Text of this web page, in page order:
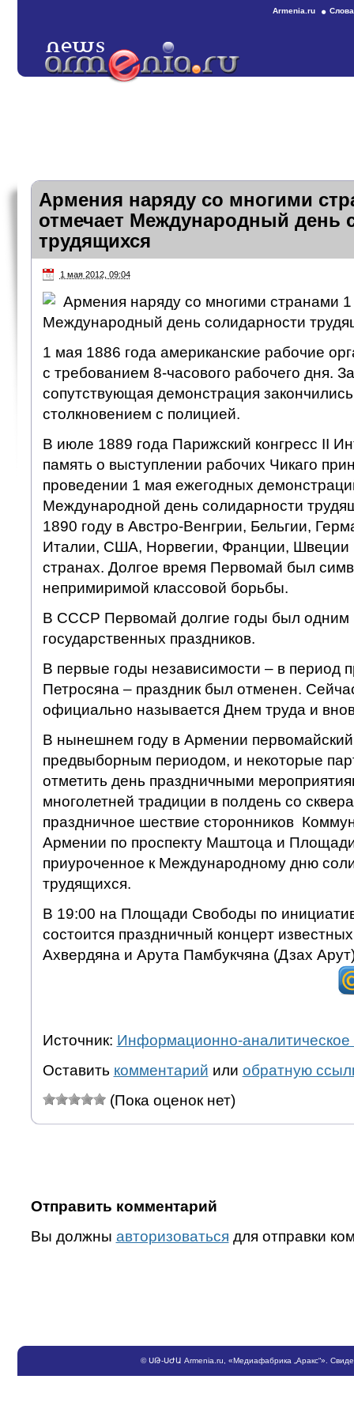
Armenia.ru
Армения наряду со многими
отмечает Международный день
трудящихся
1 мая 2012, 09:04
Армения наряду со многими странами
Международный день солидарности
1 мая 1886 года американские рабочие
с требованием 8-часового рабочего дня.
сопутствующая демонстрация
столкновением с полицией.
В июле 1889 года Парижский конгресс II
память о выступлении рабочих Чикаго
проведении 1 мая ежегодных
Международной день солидарности
1890 году в Австро-Венгрии, Бельгии,
Италии, США, Норвегии, Франции, Швеции
странах. Долгое время Первомай был
непримиримой классовой борьбы.
В СССР Первомай долгие годы был одним
государственных праздников.
В первые годы независимости – в период
Петросяна – праздник был отменен.
официально называется Днем труда и
В нынешнем году в Армении первомайский
предвыборным периодом, и некоторые
отметить день праздничными
многолетней традиции в полдень со
праздничное шествие сторонников
Армении по проспекту Маштоца и
приуроченное к Международному дню
трудящихся.
В 19:00 на Площади Свободы по
состоится праздничный концерт
Ахвердяна и Арута Памбукчяна (Дзах
Источник: Информационно-аналитическое
Оставить комментарий или обратную
(Пока оценок нет)
Отправить комментарий
Вы должны авторизоваться для отправки
©ՍԹ-ՍԺԱ Armenia.ru , «Медиафабрика „Аракс“».